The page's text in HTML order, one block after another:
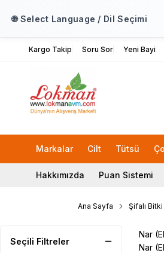
🌐 Select Language / Dil Seçimi
Kargo Takip Soru Sor Yeni Bayi
Markalar Cilt Tütsü
Hakkımızda Puan Sistemi
Ana Sayfa Şifalı
Seçili Filtreler
Nar
Nar